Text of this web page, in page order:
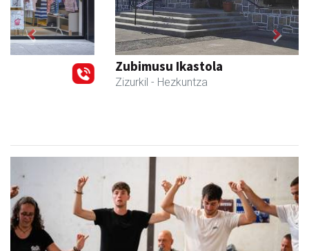
Zubimusu Ikastola
- Hezkuntza
Previous Next